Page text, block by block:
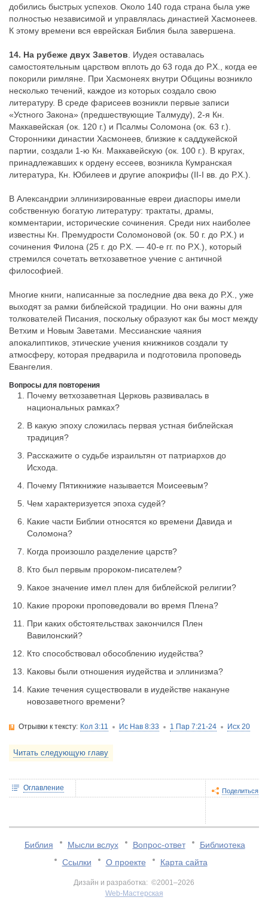
добились быстрых успехов. Около 140 года страна была уже
полностью независимой и управлялась династией Хасмонеев.
К этому времени вся еврейская Библия была завершена.
14. На рубеже двух Заветов . Иудея оставалась
самостоятельным царством вплоть до 63 года до Р.Х., когда ее
покорили римляне. При Хасмонеях внутри Общины возникло
несколько течений, каждое из которых создало свою
литературу. В среде фарисеев возникли первые записи
«Устного Закона» (предшествующие Талмуду), 2-я Кн.
Маккавейская (ок. 120 г.) и Псалмы Соломона (ок. 63 г.).
Сторонники династии Хасмонеев, близкие к саддукейской
партии, создали 1-ю Кн. Маккавейскую (ок. 100 г.). В кругах,
принадлежавших к ордену ессеев, возникла Кумранская
литература, Кн. Юбилеев и другие апокрифы (II-I вв. до Р.Х.).
В Александрии эллинизированные евреи диаспоры имели
собственную богатую литературу: трактаты, драмы,
комментарии, исторические сочинения. Среди них наиболее
известны Кн. Премудрости Соломоновой (ок. 50 г. до Р.Х.) и
сочинения Филона (25 г. до Р.Х. — 40-е гг. по Р.Х.), который
стремился сочетать ветхозаветное учение с античной
философией.
Многие книги, написанные за последние два века до Р.Х., уже
выходят за рамки библейской традиции. Но они важны для
толкователей Писания, поскольку образуют как бы мост между
Ветхим и Новым Заветами. Мессианские чаяния
апокалиптиков, этические учения книжников создали ту
атмосферу, которая предварила и подготовила проповедь
Евангелия.
Вопросы для повторения
Почему ветхозаветная Церковь развивалась в
национальных рамках?
В какую эпоху сложилась первая устная библейская
традиция?
Расскажите о судьбе израильтян от патриархов до
Исхода.
Почему Пятикнижие называется Моисеевым?
Чем характеризуется эпоха судей?
Какие части Библии относятся ко времени Давида и
Соломона?
Когда произошло разделение царств?
Кто был первым пророком-писателем?
Какое значение имел плен для библейской религии?
Какие пророки проповедовали во время Плена?
При каких обстоятельствах закончился Плен
Вавилонский?
Кто способствовал обособлению иудейства?
Каковы были отношения иудейства и эллинизма?
Какие течения существовали в иудействе накануне
новозаветного времени?
Отрывки к тексту: Кол 3:11 Ис Нав 8:33 1 Пар 7:21-24
Исх 20
Пс 17:29-31
Читать следующую главу
Оглавление Поделиться
Библия Мысли вслух Вопрос-ответ
Библиотека
Ссылки
О проекте Карта сайта
Дизайн и разработка: ©2001–2026
Web-Мастерская